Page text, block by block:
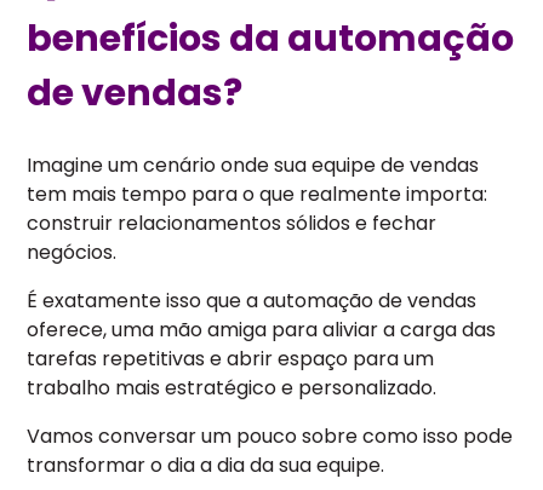
benefícios da automação
de vendas?
Imagine um cenário onde sua equipe de vendas
tem mais tempo para o que realmente importa:
construir relacionamentos sólidos e fechar
negócios.
É exatamente isso que a automação de vendas
oferece, uma mão amiga para aliviar a carga das
tarefas repetitivas e abrir espaço para um
trabalho mais estratégico e personalizado.
Vamos conversar um pouco sobre como isso pode
transformar o dia a dia da sua equipe.